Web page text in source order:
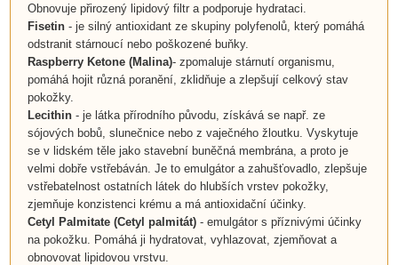
Obnovuje přirozený lipidový filtr a podporuje hydrataci.
Fisetin - je silný antioxidant ze skupiny polyfenolů, který pomáhá
odstranit stárnoucí nebo poškozené buňky.
Raspberry Ketone (Malina)- zpomaluje stárnutí organismu,
pomáhá hojit různá poranění, zklidňuje a zlepšují celkový stav
pokožky.
Lecithin- je látka přírodního původu, získává se např. ze
sójových bobů, slunečnice nebo z vaječného žloutku. Vyskytuje
se v lidském těle jako stavební buněčná membrána, a proto je
velmi dobře vstřebáván. Je to emulgátor a zahušťovadlo, zlepšuje
vstřebatelnost ostatních látek do hlubších vrstev pokožky,
zjemňuje konzistenci krému a má antioxidační účinky.
Cetyl Palmitate (Cetyl palmitát)- emulgátor s příznivými účinky
na pokožku. Pomáhá ji hydratovat, vyhlazovat, zjemňovat a
obnovovat lipidovou vrstvu.